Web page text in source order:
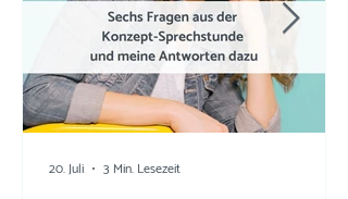
20. Juli 3 Min. Lesezeit